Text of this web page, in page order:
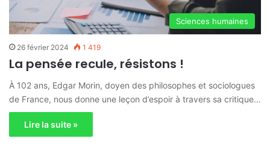
Sciences humaines
26 février 2024 1 419
La pensée recule, résistons !
À 102 ans, Edgar Morin, doyen des philosophes et sociologues
de France, nous donne une leçon d’espoir à travers sa critique…
Lire la suite »